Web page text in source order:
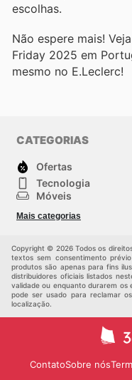
escolhas.
Não espere mais!
Friday 2025 em
mesmo no E.Leclerc!
CATEGORIAS
Ofertas
Tecnologia
Móveis
Crianças
Mais categorias
Copyright © 2026 Todos os
textos sem consentimento
produtos são apenas para fins
distribuidores oficiais listados
validade ou enquanto durarem
pode ser usado para reclamar
localização.
ContatoSobre nós